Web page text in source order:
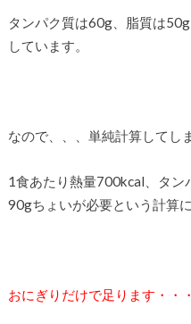
タンパク質は60g、脂質は
しています。
なので、、、単純計算してし
1食あたり熱量700kcal、タ
90gちょいが必要という計算に
おにぎりだけで足ります・・